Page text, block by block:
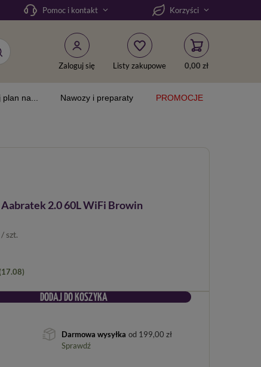
Pomoc i kontakt Korzyści
Zaloguj się Listy zakupowe 0,00 zł
na... Nawozy i preparaty PROMOCJE
2.0 60L WiFi Browin
/ szt.
DODAJ DO KOSZYKA
Darmowa wysyłka od 199,00 zł
Sprawdź